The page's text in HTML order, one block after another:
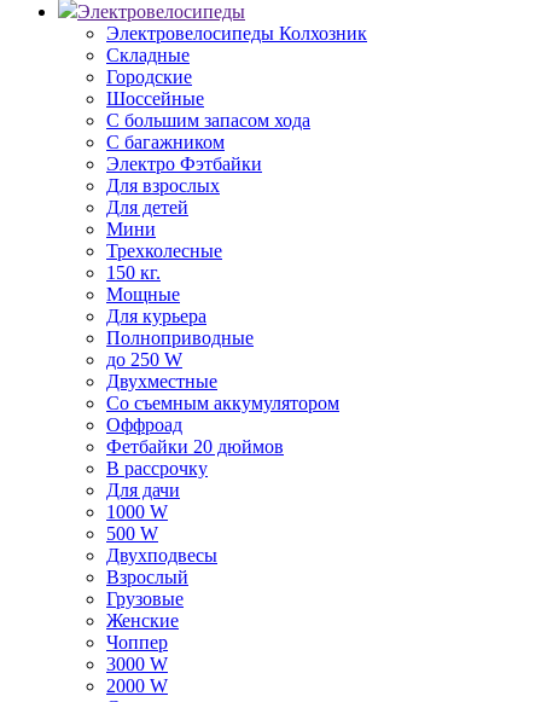
Электровелосипеды
Электровелосипеды Колхозник
Складные
Городские
Шоссейные
С большим запасом хода
С багажником
Электро Фэтбайки
Для взрослых
Для детей
Мини
Трехколесные
150 кг.
Мощные
Для курьера
Полноприводные
до 250 W
Двухместные
Со съемным аккумулятором
Оффроад
Фетбайки 20 дюймов
В рассрочку
Для дачи
1000 W
500 W
Двухподвесы
Взрослый
Грузовые
Женские
Чоппер
3000 W
2000 W